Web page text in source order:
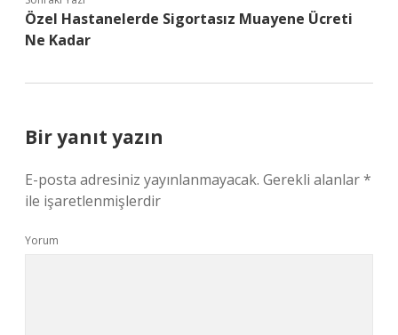
Özel Hastanelerde Sigortasız Muayene Ücreti
Ne Kadar
Bir yanıt yazın
E-posta adresiniz yayınlanmayacak. Gerekli alanlar*
ile işaretlenmişlerdir
Yorum